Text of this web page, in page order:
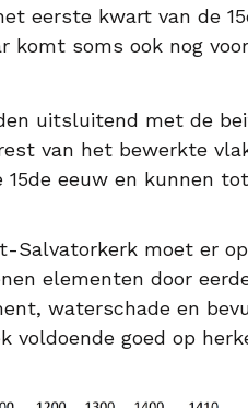
eerste kwart van de
komt soms ook nog
uitsluitend met de
van het bewerkte
eeuw en kunnen
Salvatorkerk moet er
elementen door
waterschade en
voldoende goed op